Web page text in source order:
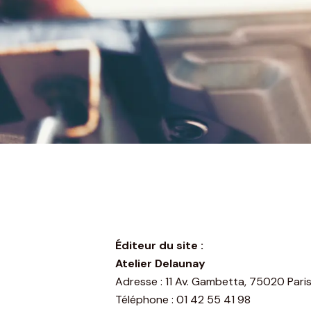
Éditeur du site :
Atelier Delaunay
Adresse : 11 Av. Gambetta, 75020 Paris
Téléphone : 01 42 55 41 98